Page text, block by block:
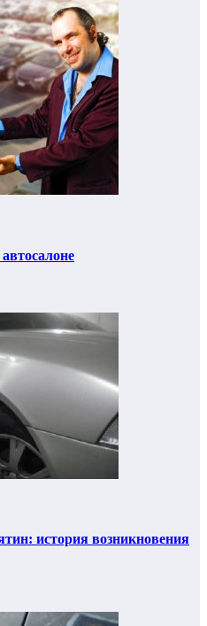
история возникновения